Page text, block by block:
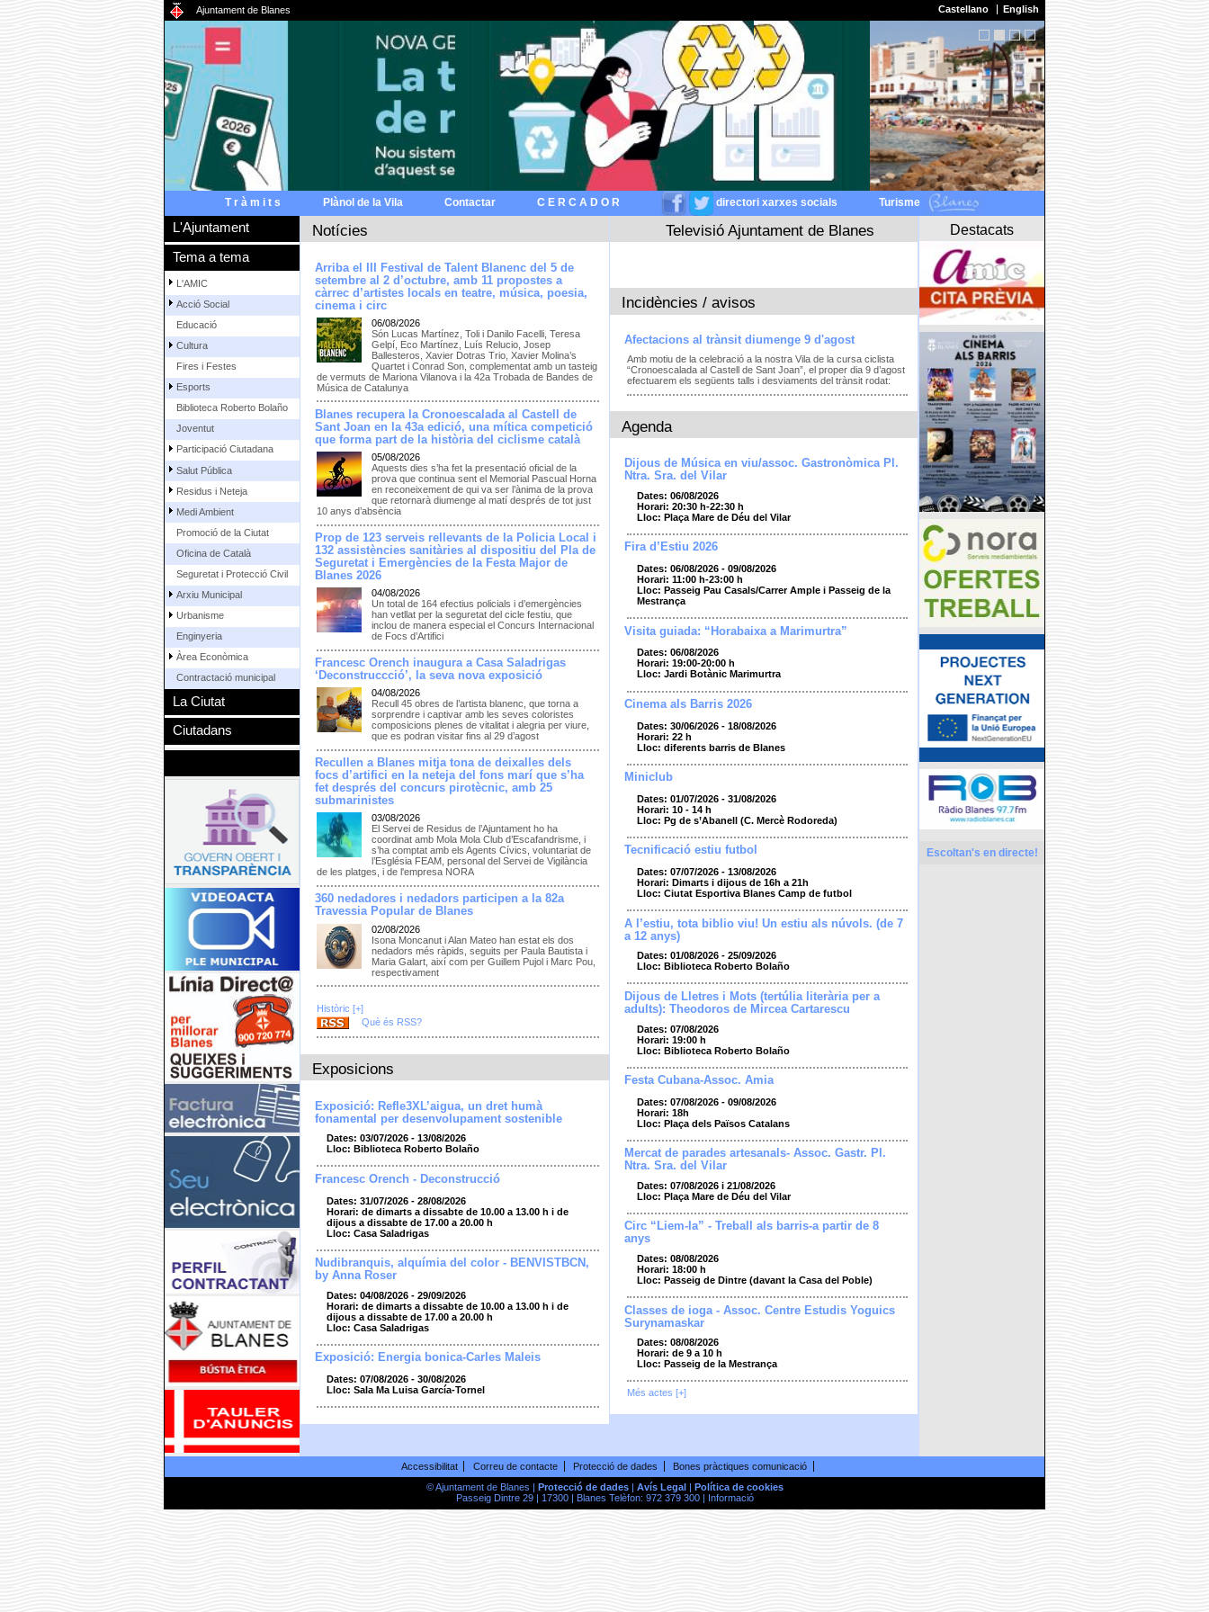
Ajuntament de Blanes Castellano English
T r à m i t s Plànol de la Vila Contactar C E R C A D O R directori xarxes socials Turisme
L'Ajuntament
Tema a tema
L'AMIC
Acció Social
Educació
Cultura
Fires i Festes
Esports
Biblioteca Roberto Bolaño
Joventut
Participació Ciutadana
Salut Pública
Residus i Neteja
Medi Ambient
Promoció de la Ciutat
Oficina de Català
Seguretat i Protecció Civil
Arxiu Municipal
Urbanisme
Enginyeria
Àrea Econòmica
Contractació municipal
La Ciutat
Ciutadans
Notícies
Arriba el III Festival de Talent Blanenc del 5 de
setembre al 2 d’octubre, amb 11 propostes a
càrrec d’artistes locals en teatre, música, poesia,
cinema i circ
06/08/2026
Són Lucas Martínez, Toli i Danilo Facelli, Teresa
Gelpí, Eco Martínez, Luís Relucio, Josep
Ballesteros, Xavier Dotras Trio, Xavier Molina’s
Quartet i Conrad Son, complementat amb un tasteig
de vermuts de Mariona Vilanova i la 42a Trobada de Bandes de
Música de Catalunya
Blanes recupera la Cronoescalada al Castell de
Sant Joan en la 43a edició, una mítica competició
que forma part de la història del ciclisme català
05/08/2026
Aquests dies s’ha fet la presentació oficial de la
prova que continua sent el Memorial Pascual Horna
en reconeixement de qui va ser l’ànima de la prova
que retornarà diumenge al matí després de tot just
10 anys d’absència
Prop de 123 serveis rellevants de la Policia Local i
132 assistències sanitàries al dispositiu del Pla de
Seguretat i Emergències de la Festa Major de
Blanes 2026
04/08/2026
Un total de 164 efectius policials i d’emergències
han vetllat per la seguretat del cicle festiu, que
inclou de manera especial el Concurs Internacional
de Focs d’Artifici
Francesc Orench inaugura a Casa Saladrigas
‘Deconstruccció’, la seva nova exposició
04/08/2026
Recull 45 obres de l’artista blanenc, que torna a
sorprendre i captivar amb les seves coloristes
composicions plenes de vitalitat i alegria per viure,
que es podran visitar fins al 29 d’agost
Recullen a Blanes mitja tona de deixalles dels
focs d’artifici en la neteja del fons marí que s’ha
fet després del concurs pirotècnic, amb 25
submarinistes
03/08/2026
El Servei de Residus de l’Ajuntament ho ha
coordinat amb Mola Mola Club d’Escafandrisme, i
s’ha comptat amb els Agents Cívics, voluntariat de
l’Església FEAM, personal del Servei de Vigilància
de les platges, i de l'empresa NORA
360 nedadores i nedadors participen a la 82a
Travessia Popular de Blanes
02/08/2026
Isona Moncanut i Alan Mateo han estat els dos
nedadors més ràpids, seguits per Paula Bautista i
Maria Galart, així com per Guillem Pujol i Marc Pou,
respectivament
Històric [+]
Què és RSS?
Exposicions
Exposició: Refle3XL’aigua, un dret humà
fonamental per desenvolupament sostenible
Dates: 03/07/2026 - 13/08/2026
Lloc: Biblioteca Roberto Bolaño
Francesc Orench - Deconstrucció
Dates: 31/07/2026 - 28/08/2026
Horari: de dimarts a dissabte de 10.00 a 13.00 h i de
dijous a dissabte de 17.00 a 20.00 h
Lloc: Casa Saladrigas
Nudibranquis, alquímia del color - BENVISTBCN,
by Anna Roser
Dates: 04/08/2026 - 29/09/2026
Horari: de dimarts a dissabte de 10.00 a 13.00 h i de
dijous a dissabte de 17.00 a 20.00 h
Lloc: Casa Saladrigas
Exposició: Energia bonica-Carles Maleis
Dates: 07/08/2026 - 30/08/2026
Lloc: Sala Ma Luisa García-Tornel
Televisió Ajuntament de Blanes
Incidències / avisos
Afectacions al trànsit diumenge 9 d'agost
Amb motiu de la celebració a la nostra Vila de la cursa ciclista
“Cronoescalada al Castell de Sant Joan”, el proper dia 9 d’agost
efectuarem els següents talls i desviaments del trànsit rodat:
Agenda
Dijous de Música en viu/assoc. Gastronòmica Pl.
Ntra. Sra. del Vilar
Dates: 06/08/2026
Horari: 20:30 h-22:30 h
Lloc: Plaça Mare de Déu del Vilar
Fira d’Estiu 2026
Dates: 06/08/2026 - 09/08/2026
Horari: 11:00 h-23:00 h
Lloc: Passeig Pau Casals/Carrer Ample i Passeig de la
Mestrança
Visita guiada: “Horabaixa a Marimurtra”
Dates: 06/08/2026
Horari: 19:00-20:00 h
Lloc: Jardi Botànic Marimurtra
Cinema als Barris 2026
Dates: 30/06/2026 - 18/08/2026
Horari: 22 h
Lloc: diferents barris de Blanes
Miniclub
Dates: 01/07/2026 - 31/08/2026
Horari: 10 - 14 h
Lloc: Pg de s’Abanell (C. Mercè Rodoreda)
Tecnificació estiu futbol
Dates: 07/07/2026 - 13/08/2026
Horari: Dimarts i dijous de 16h a 21h
Lloc: Ciutat Esportiva Blanes Camp de futbol
A l’estiu, tota biblio viu! Un estiu als núvols. (de 7
a 12 anys)
Dates: 01/08/2026 - 25/09/2026
Lloc: Biblioteca Roberto Bolaño
Dijous de Lletres i Mots (tertúlia literària per a
adults): Theodoros de Mircea Cartarescu
Dates: 07/08/2026
Horari: 19:00 h
Lloc: Biblioteca Roberto Bolaño
Festa Cubana-Assoc. Amia
Dates: 07/08/2026 - 09/08/2026
Horari: 18h
Lloc: Plaça dels Països Catalans
Mercat de parades artesanals- Assoc. Gastr. Pl.
Ntra. Sra. del Vilar
Dates: 07/08/2026 i 21/08/2026
Lloc: Plaça Mare de Déu del Vilar
Circ “Liem-la” - Treball als barris-a partir de 8
anys
Dates: 08/08/2026
Horari: 18:00 h
Lloc: Passeig de Dintre (davant la Casa del Poble)
Classes de ioga - Assoc. Centre Estudis Yoguics
Surynamaskar
Dates: 08/08/2026
Horari: de 9 a 10 h
Lloc: Passeig de la Mestrança
Més actes [+]
Destacats
Escoltan's en directe!
Accessibilitat Correu de contacte Protecció de dades
Bones pràctiques comunicació
© Ajuntament de Blanes |
Protecció de dades| Avís Legal
Política de cookies
Passeig Dintre 29 | 17300 | Blanes Telèfon: 972 379 300 |
Informació